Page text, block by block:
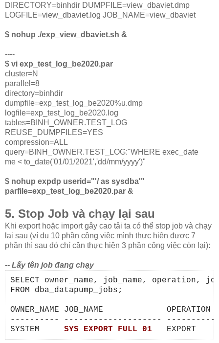
DIRECTORY=binhdir DUMPFILE=view_dbaviet.dmp
LOGFILE=view_dbaviet.log JOB_NAME=view_dbaviet
$ nohup ./exp_view_dbaviet.sh &
----
$ vi exp_test_log_be2020.par
cluster=N
parallel=8
directory=binhdir
dumpfile=exp_test_log_be2020%u.dmp
logfile=exp_test_log_be2020.log
tables=BINH_OWNER.TEST_LOG
REUSE_DUMPFILES=YES
compression=ALL
query=BINH_OWNER.TEST_LOG:"WHERE exec_date
me < to_date('01/01/2021','dd/mm/yyyy')"
$ nohup expdp userid="'/ as sysdba'"
parfile=exp_test_log_be2020.par &
5. Stop Job và chạy lại sau
Khi export hoặc import gây cao tải ta có thể stop job và chạy
lại sau (ví dụ 10 phần công việc mình thực hiện được 7
phần thì sau đó chỉ cần thực hiện 3 phần công việc còn lại):
-- Lấy tên job đang chạy
SELECT owner_name, job_name, operation,
FROM dba_datapump_jobs;
OWNER_NAME JOB_NAME             OPERATION
---------- --------------------
SYSTEM SYS_EXPORT_FULL_01 EXPORT